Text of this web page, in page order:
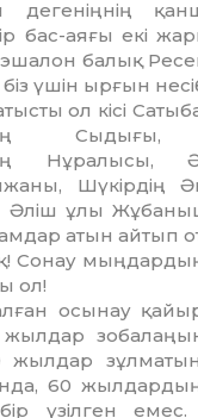
дегеніңнің
бас-аяғы екі
балық
үшін ырғын
ол кісі
Сыдығы,
Нұралысы,
Шүкірдің
Әліш ұлы
атын айтып
Сонау мыңдар­дың
ол!
осынау
жылдар
60
үзілген емес.